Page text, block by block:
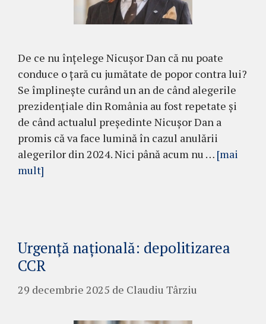
De ce nu înțelege Nicușor Dan că nu poate
conduce o țară cu jumătate de popor contra lui?
Se împlinește curând un an de când alegerile
prezidențiale din România au fost repetate și
de când actualul președinte Nicușor Dan a
promis că va face lumină în cazul anulării
alegerilor din 2024. Nici până acum nu … [mai
mult]
Urgență națională: depolitizarea
CCR
29 decembrie 2025 de Claudiu Târziu